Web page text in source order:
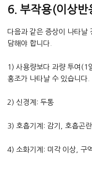
6. 부작용(이상반
다음과 같은 증상이 나타날
담해야 합니다.
1) 사용량보다 과량 투여(1
홍조가 나타날 수 있습니다.
2) 신경계: 두통
3) 호흡기계: 감기, 호흡곤란
4) 소화기계: 미각 이상, 구